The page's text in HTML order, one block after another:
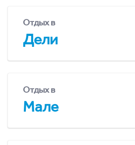
Отдых в
Дели
Отдых в
Мале